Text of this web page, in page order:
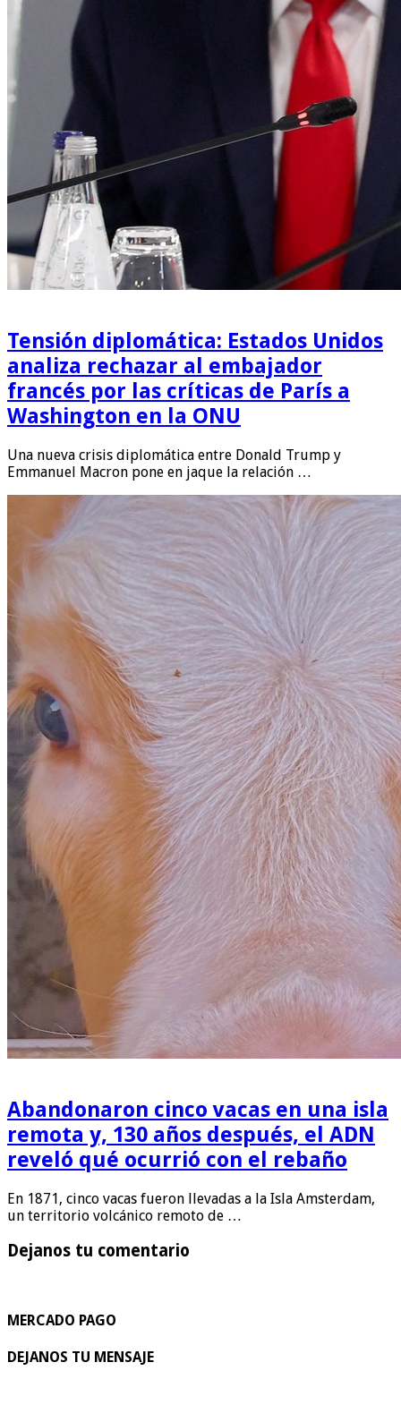
Tensión diplomática: Estados Unidos
analiza rechazar al embajador
francés por las críticas de París a
Washington en la ONU
Una nueva crisis diplomática entre Donald Trump y
Emmanuel Macron pone en jaque la relación …
Abandonaron cinco vacas en una isla
remota y, 130 años después, el ADN
reveló qué ocurrió con el rebaño
En 1871, cinco vacas fueron llevadas a la Isla Amsterdam,
un territorio volcánico remoto de …
Dejanos tu comentario
MERCADO PAGO
DEJANOS TU MENSAJE